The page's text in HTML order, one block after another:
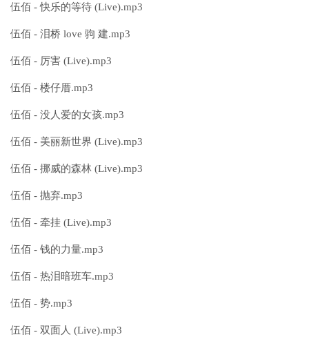
伍佰 - 快乐的等待 (Live).mp3
伍佰 - 泪桥 love 驹 建.mp3
伍佰 - 厉害 (Live).mp3
伍佰 - 楼仔厝.mp3
伍佰 - 没人爱的女孩.mp3
伍佰 - 美丽新世界 (Live).mp3
伍佰 - 挪威的森林 (Live).mp3
伍佰 - 抛弃.mp3
伍佰 - 牵挂 (Live).mp3
伍佰 - 钱的力量.mp3
伍佰 - 热泪暗班车.mp3
伍佰 - 势.mp3
伍佰 - 双面人 (Live).mp3